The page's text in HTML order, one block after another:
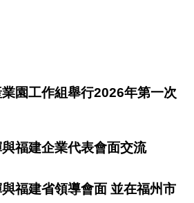
園工作組舉行2026年第一次
福建企業代表會面交流
福建省領導會面 並在福州市